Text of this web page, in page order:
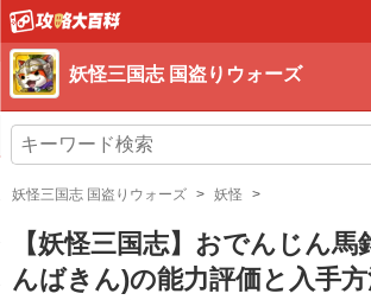
妖怪三国志 国盗りウォーズ
妖怪三国志 国盗りウォーズ 妖怪
【妖怪三国志】おでんじん馬
んばきん)の能力評価と入手方